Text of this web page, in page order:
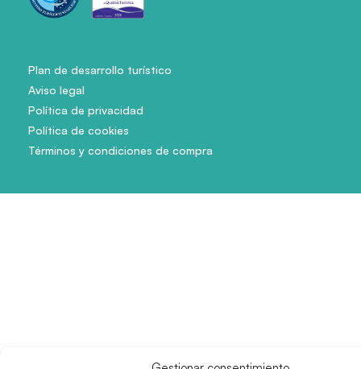
Plan de desarrollo turístico
Aviso legal
Política de privacidad
Política de cookies
Términos y condiciones de compra